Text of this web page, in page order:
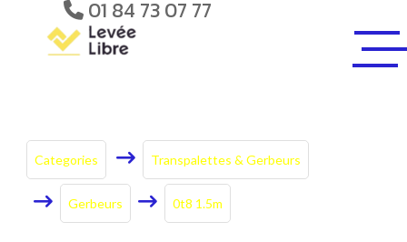
01 84 73 07 77
Categories Transpalettes & Gerbeurs
Gerbeurs 0t8 1.5m